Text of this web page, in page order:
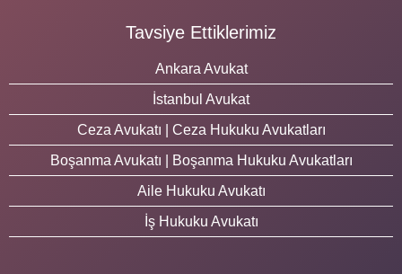
Tavsiye Ettiklerimiz
Ankara Avukat
İstanbul Avukat
Ceza Avukatı | Ceza Hukuku Avukatları
Boşanma Avukatı | Boşanma Hukuku Avukatları
Aile Hukuku Avukatı
İş Hukuku Avukatı